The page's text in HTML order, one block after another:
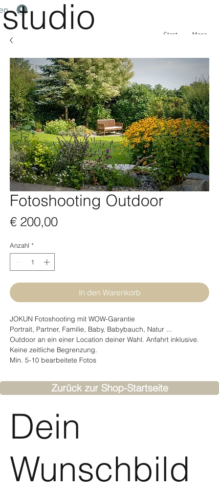
Start More
studio
Fotoshooting Outdoor
€ 200,00Preis
Anzahl *
In den Warenkorb
JOKUN Fotoshooting mit WOW-Garantie
Portrait, Partner, Familie, Baby, Babybauch, Natur ...
Outdoor an ein einer Location deiner Wahl. Anfahrt inklusive.
Keine zeitliche Begrenzung.
Min. 5-10 bearbeitete Fotos
Dein
Wunschbild
Zurück zur Shop-Startseite